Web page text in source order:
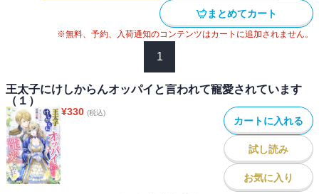
アザールから腹上死も厭わないほどの寵愛を受けたとされたシエラ
は一夜にして王太子を誑かす傾国の寵姫に祭り上げられてしまっ
シエラの計画ははたしてうまくいくのだろうか――！？
『王太子にけしからんオッパイと言われて寵愛されています
（４）』には「七 舞踏会」（後半）～「九 船」までを収録
まとめてカート
※無料、予約、入荷通知のコンテンツはカートに追加されません。
1
王太子にけしからんオッパイと言われて寵愛されています
（１）
¥330 (税込)
カートに入れる
試し読み
お気に入り